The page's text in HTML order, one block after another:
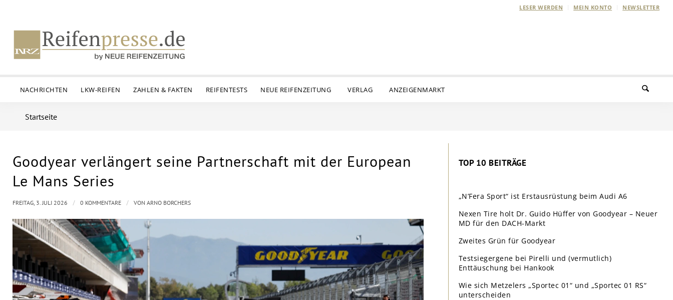
LESER WERDEN MEIN KONTO NEWSLETTER
NACHRICHTEN LKW-REIFEN ZAHLEN & FAKTEN REIFENTESTS NEUE REIFENZEITUNG VERLAG ANZEIGENMARKT
Startseite
Goodyear verlängert seine Partnerschaft mit der European
Le Mans Series
FREITAG, 3. JULI 2026 / 0 KOMMENTARE / VON ARNO BORCHERS
TOP 10 BEITRÄGE
„N’Fera Sport“ ist Erstausrüstung beim Audi A6
Nexen Tire holt Dr. Guido Hüffer von Goodyear – Neuer
MD für den DACH-Markt
Zweites Grün für Goodyear
Testsiegergene bei Pirelli und (vermutlich)
Enttäuschung bei Hankook
Wie sich Metzelers „Sportec 01“ und „Sportec 01 RS“
unterscheiden